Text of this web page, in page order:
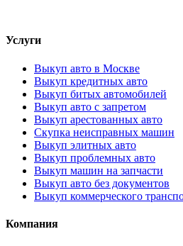
Услуги
Выкуп авто в Москве
Выкуп кредитных авто
Выкуп битых автомобилей
Выкуп авто с запретом
Выкуп арестованных авто
Скупка неисправных машин
Выкуп элитных авто
Выкуп проблемных авто
Выкуп машин на запчасти
Выкуп авто без документов
Выкуп коммерческого
Компания